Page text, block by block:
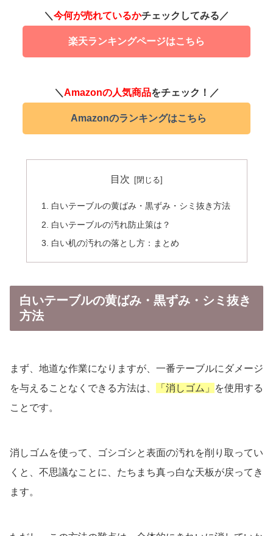
＼ 今何が売れているかチェックしてみる／
楽天ランキングページはこちら
＼ Amazonの人気商品をチェック！／
Amazonのランキングはこちら
目次
白いテーブルの黄ばみ・黒ずみ・シミ抜き方法
白いテーブルの汚れ防止策は？
白い机の汚れの落とし方：まとめ
白いテーブルの黄ばみ・黒ずみ・シミ抜き
方法
まず、地道な作業になりますが、一番テーブルにダメージ
を与えることなくできる方法は、
「消しゴム」
を使用する
ことです。
消しゴムを使って、ゴシゴシと表面の汚れを削り取ってい
くと、不思議なことに、たちまち真っ白な天板が戻ってき
ます。